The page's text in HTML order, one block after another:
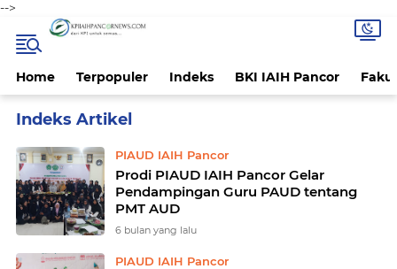
-->
Home Terpopuler Indeks BKI IAIH Pancor
PIAUD IAIH Pancor
Prodi PIAUD IAIH Pancor Gelar
Pendampingan Guru PAUD tentang
PMT AUD
6 bulan yang lalu
PIAUD IAIH Pancor